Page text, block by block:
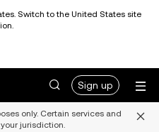
Switch to the United States site
Sign up
only. Certain services and
jurisdiction.